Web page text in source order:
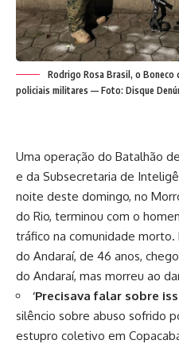
Rodrigo Rosa Brasil, o Boneco
policiais militares — Foto: Disque
Uma operação do Batalhão
e da Subsecretaria de
noite deste domingo, no
do Rio, terminou com o
tráfico na comunidade morto.
do Andaraí, de 46 anos,
do Andaraí, mas morreu ao
‘Precisava falar sobre
silêncio sobre abuso sofrido
estupro coletivo em